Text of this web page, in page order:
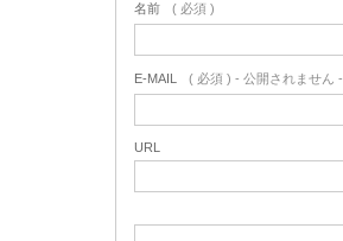
名前 ( 必須 )
E-MAIL ( 必須 ) - 公開されません -
URL